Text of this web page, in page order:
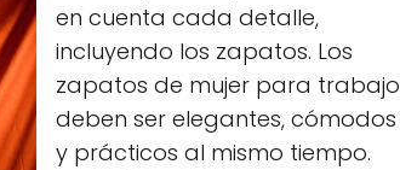
en cuenta cada detalle,
incluyendo los zapatos. Los
zapatos de mujer para trabajo
deben ser elegantes, cómodos
y prácticos al mismo tiempo.